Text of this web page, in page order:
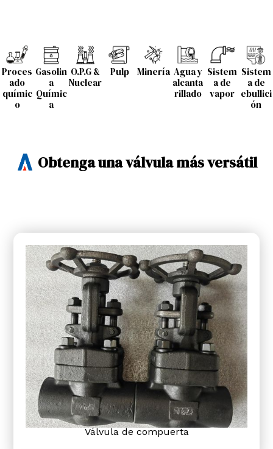
Proces
ado
químic
o
Gasolin
a
Químic
a
O.P.G &
Nuclear
Pulp Minería Agua y
alcanta
rillado
Sistem
a de
vapor
Sistem
a de
ebullici
ón
Obtenga una válvula más versátil
Válvula de compuerta